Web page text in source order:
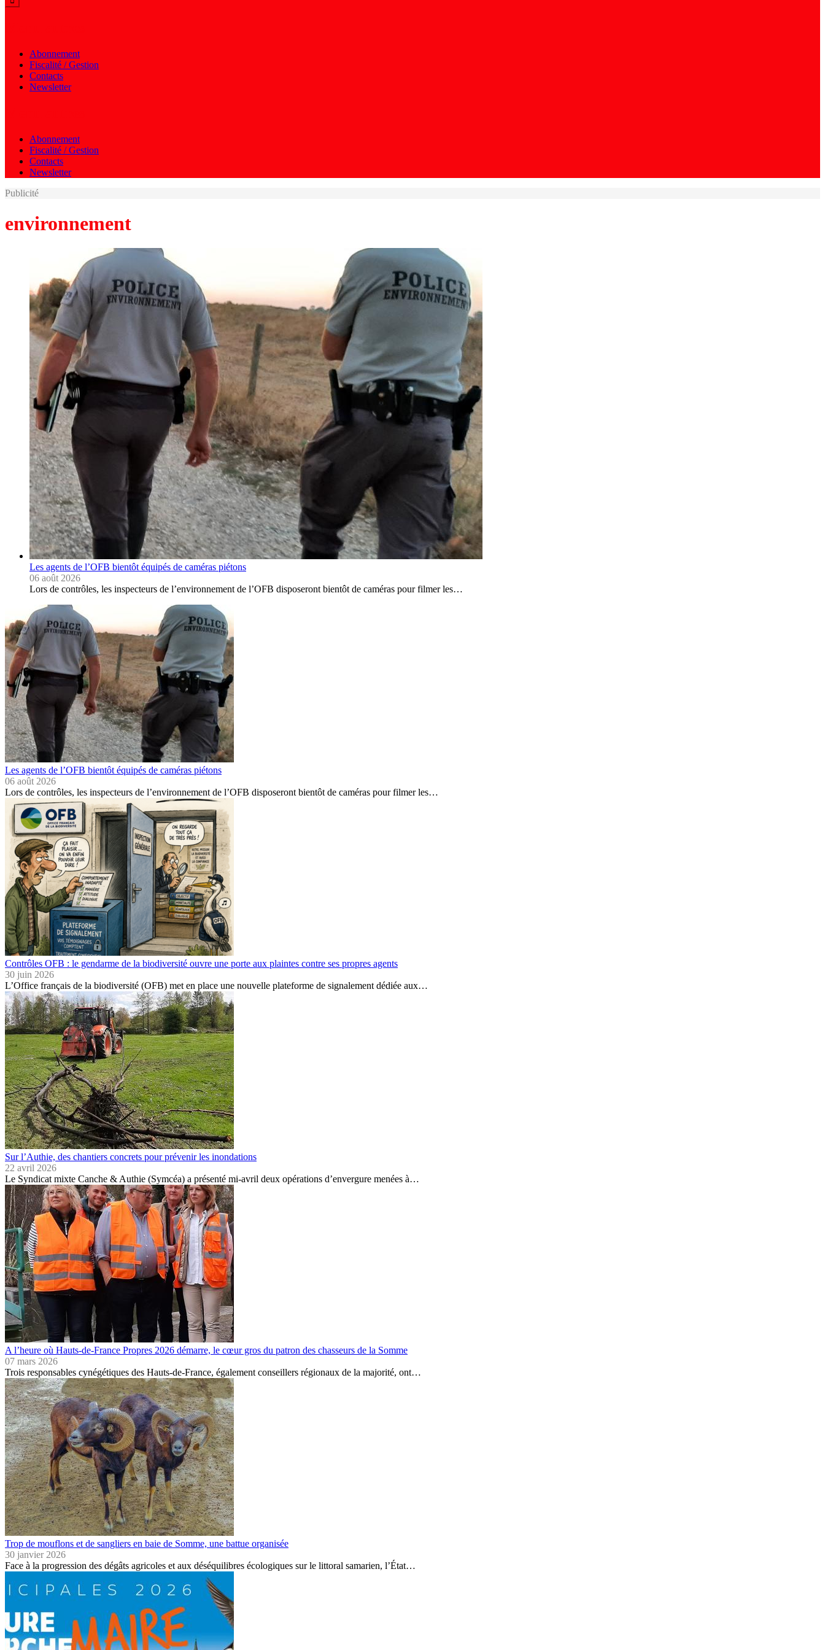
Abonnement
Fiscalité / Gestion
Contacts
Newsletter
Abonnement
Fiscalité / Gestion
Contacts
Newsletter
Publicité
environnement
Les agents de l’OFB bientôt équipés de caméras piétons
06 août 2026
Lors de contrôles, les inspecteurs de l’environnement de l’OFB disposeront bientôt de caméras pour filmer les…
Les agents de l’OFB bientôt équipés de caméras piétons
06 août 2026
Lors de contrôles, les inspecteurs de l’environnement de l’OFB disposeront bientôt de caméras pour filmer les…
Contrôles OFB : le gendarme de la biodiversité ouvre une porte aux plaintes contre ses propres agents
30 juin 2026
L’Office français de la biodiversité (OFB) met en place une nouvelle plateforme de signalement dédiée aux…
Sur l’Authie, des chantiers concrets pour prévenir les inondations
22 avril 2026
Le Syndicat mixte Canche & Authie (Symcéa) a présenté mi-avril deux opérations d’envergure menées à…
A l’heure où Hauts-de-France Propres 2026 démarre, le cœur gros du patron des chasseurs de la Somme
07 mars 2026
Trois responsables cynégétiques des Hauts-de-France, également conseillers régionaux de la majorité, ont…
Trop de mouflons et de sangliers en baie de Somme, une battue organisée
30 janvier 2026
Face à la progression des dégâts agricoles et aux déséquilibres écologiques sur le littoral samarien, l’État…